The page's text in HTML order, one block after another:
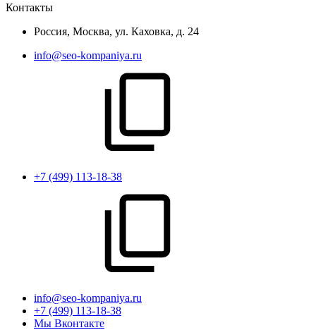
Контакты
Россия, Москва, ул. Каховка, д. 24
info@seo-kompaniya.ru
+7 (499) 113-18-38
info@seo-kompaniya.ru
+7 (499) 113-18-38
Мы Вконтакте